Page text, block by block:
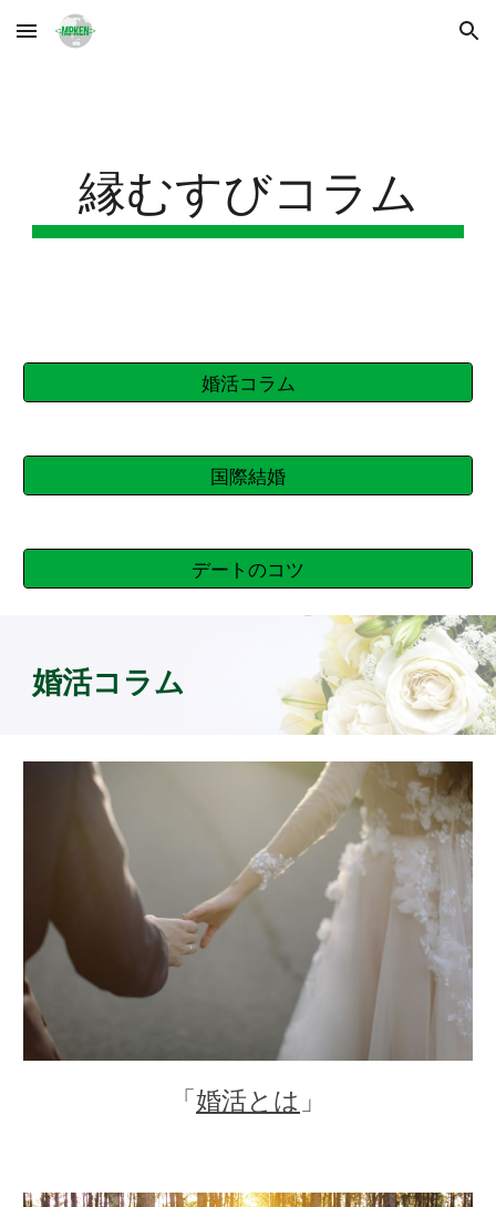
Skip to main content Skip to navigation
縁むすびコラム
婚活コラム
国際結婚
デートのコツ
婚活コラム
「婚活とは 」